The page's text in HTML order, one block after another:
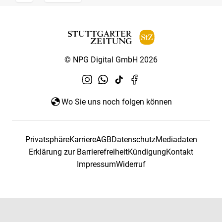
© NPG Digital GmbH 2026
Wo Sie uns noch folgen können
PrivatsphäreKarriereAGBDatenschutzMediadaten
Erklärung zur BarrierefreiheitKündigungKontakt
ImpressumWiderruf